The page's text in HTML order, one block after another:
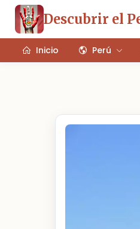
Descubrir el
Inicio Perú